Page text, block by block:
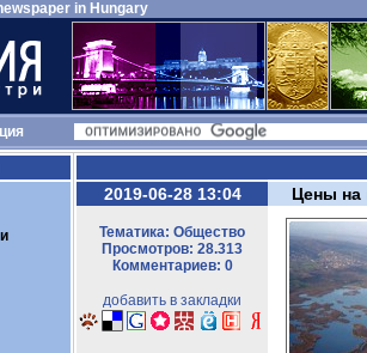
in Hungary
2019-06-28 13:04
Тематика: Общество
Просмотров: 28.313
Комментариев: 0
добавить в закладки
Цены на